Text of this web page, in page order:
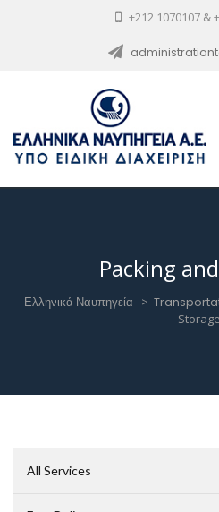
+212 1070107 &
Packing
Ελληνικά Ναυπηγεία >
Storage
All Services